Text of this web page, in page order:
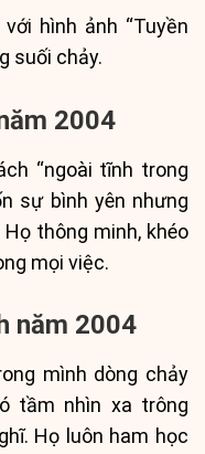
hình ảnh “Tuyền
suối chảy.
2004
“ngoài tĩnh trong
sự bình yên nhưng
thông minh, khéo
mọi việc.
năm 2004
mình dòng chảy
tầm nhìn xa trông
Họ luôn ham học